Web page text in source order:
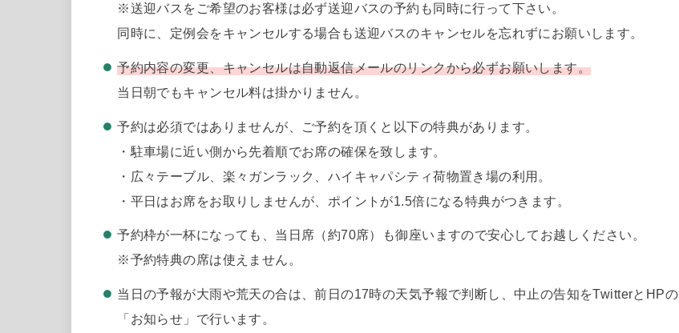
※送迎バスをご希望のお客様は必ず送迎バスの予約も同時に行って下さい。
同時に、定例会をキャンセルする場合も送迎バスのキャンセルを忘れずにお願いします。
予約内容の変更、キャンセルは自動返信メールのリンクから必ずお願いします。
当日朝でもキャンセル料は掛かりません。
予約は必須ではありませんが、ご予約を頂くと以下の特典があります。
・駐車場に近い側から先着順でお席の確保を致します。
・広々テーブル、楽々ガンラック、ハイキャパシティ荷物置き場の利用。
・平日はお席をお取りしませんが、ポイントが1.5倍になる特典がつきます。
予約枠が一杯になっても、当日席（約70席）も御座いますので安心してお越しください。
※予約特典の席は使えません。
当日の予報が大雨や荒天の合は、前日の17時の天気予報で判断し、中止の告知をTwitterとHPの
「お知らせ」で行います。